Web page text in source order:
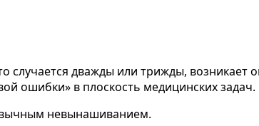
случается дважды или трижды,
ошибки» в плоскость медицинских задач.
невынашиванием.